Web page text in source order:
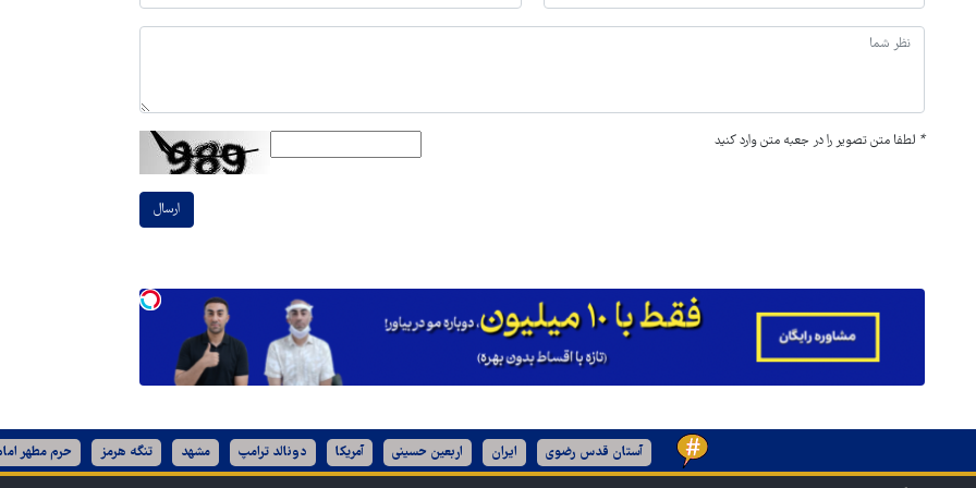
* لطفا متن تصویر را در جعبه متن وارد کنید
ارسال
آستان قدس رضوی ایران اربعین حسینی آمریکا دونالد ترامپ مشهد تنگه هرمز حرم مطهر